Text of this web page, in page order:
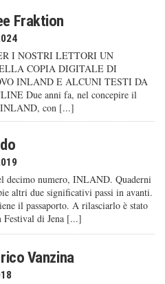
Fraktion
I NOSTRI LETTORI UN
COPIA DIGITALE DI
INLAND E ALCUNI TESTI DA
Due anni fa, nel concepire il
con [...]
decimo numero, INLAND. Quaderni
altri due significativi passi in avanti.
il passaporto. A rilasciarlo è stato
Festival di Jena [...]
Vanzina